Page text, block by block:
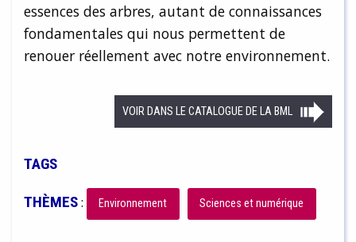
essences des arbres, autant de connaissances
fondamentales qui nous permettent de
renouer réellement avec notre environnement.
VOIR DANS LE CATALOGUE DE LA BML
TAGS
THÈMES: Environnement Sciences et numérique